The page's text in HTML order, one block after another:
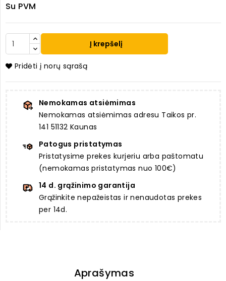
Su PVM
Į krepšelį
Pridėti į norų sąrašą
Nemokamas atsiėmimas
Nemokamas atsiėmimas adresu Taikos pr.
141 51132 Kaunas
Patogus pristatymas
Pristatysime prekes kurjeriu arba paštomatu
(nemokamas pristatymas nuo 100€)
14 d. grąžinimo garantija
Grąžinkite nepažeistas ir nenaudotas prekes
per 14d.
Aprašymas